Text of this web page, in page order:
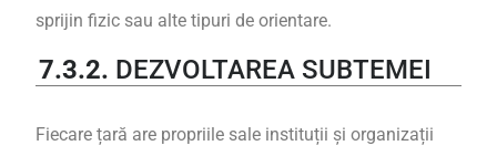
sprijin fizic sau alte tipuri de orientare.
7.3.2. DEZVOLTAREA SUBTEMEI
Fiecare țară are propriile sale instituții și organizații